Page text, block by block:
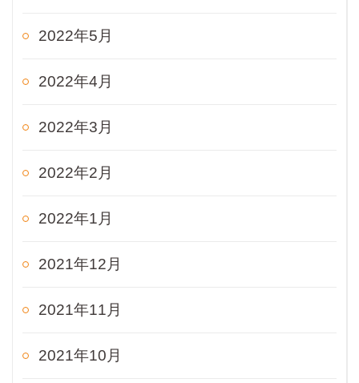
2022年5月
2022年4月
2022年3月
2022年2月
2022年1月
2021年12月
2021年11月
2021年10月